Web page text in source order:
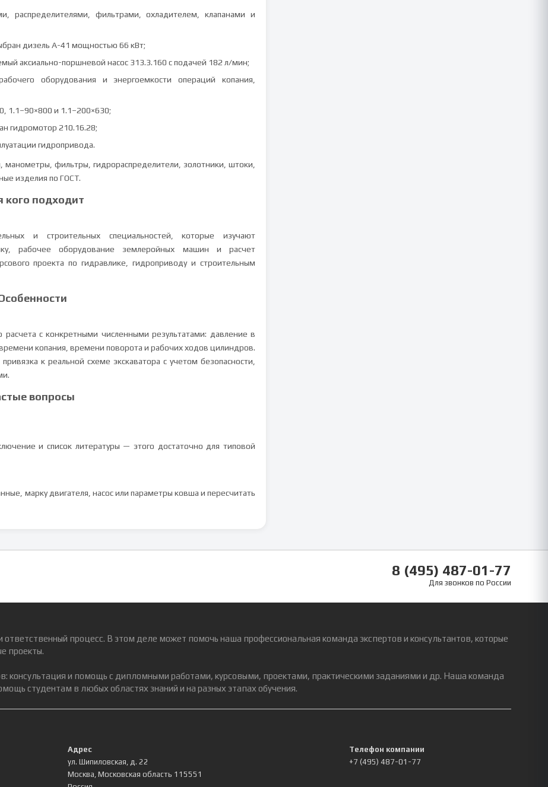
распределителями, фильтрами, охладителем, клапанами и
дизель А-41 мощностью 66 кВт;
аксиально-поршневой насос 313.3.160 с подачей 182 л/мин;
оборудования и энергоемкости операций копания,
1.1–90×800 и 1.1–200×630;
гидромотор 210.16.28;
гидропривода.
фильтры, гидрораспределители, золотники, штоки,
изделия по ГОСТ.
кого подходит
и строительных специальностей, которые изучают
рабочее оборудование землеройных машин и расчет
проекта по гидравлике, гидроприводу и строительным
с конкретными численными результатами: давление в
копания, времени поворота и рабочих ходов цилиндров.
к реальной схеме экскаватора с учетом безопасности,
вопросы
и список литературы — этого достаточно для типовой
марку двигателя, насос или параметры ковша и пересчитать
8 (495) 487-01-77
Для звонков по России
процесс. В этом деле может помочь наша профессиональная команда экспертов и консультантов, которые
проекты.
консультация и помощь с дипломными работами, курсовыми, проектами, практическими заданиями и др. Наша команда
студентам в любых областях знаний и на разных этапах обучения.
Адрес
ул. Шипиловская, д. 22
Москва, Московская область 115551
Телефон компании
+7 (495) 487-01-77